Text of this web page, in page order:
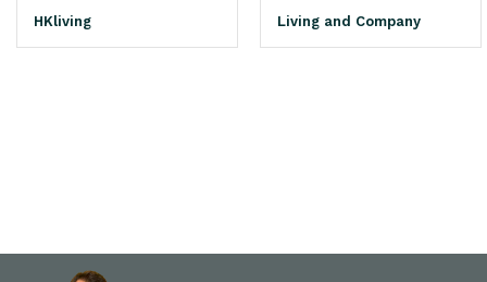
HKliving Living and Company